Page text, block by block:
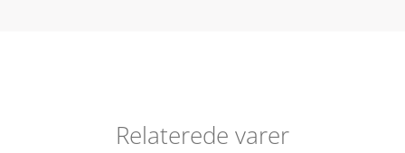
Relaterede varer